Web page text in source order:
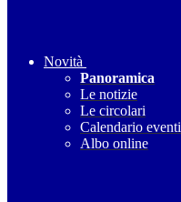
Novità
Panoramica
Le notizie
Le circolari
Calendario eventi
Albo online